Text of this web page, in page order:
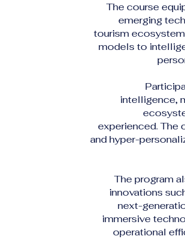
The course
emerging
tourism
models to
intelligence,
experienced. The
and hyper-
The program
innovations
next-
immersive
operational